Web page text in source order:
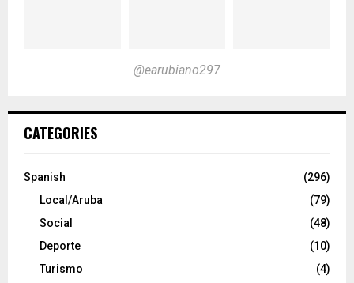
@earubiano297
CATEGORIES
Spanish
(296)
Local/Aruba
(79)
Social
(48)
Deporte
(10)
Turismo
(4)